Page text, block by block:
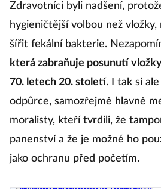
Zdravotníci byli nadšení,
hygieničtější volbou než
šířit fekální bakterie.
která zabraňuje posunutí
70. letech 20. století. I tak si
odpůrce, samozřejmě hlavně
moralisty, kteří tvrdili, že
panenství a že je možné ho
jako ochranu před početím.